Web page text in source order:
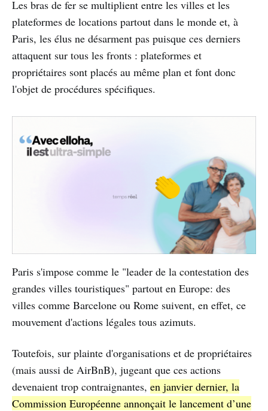
Les bras de fer se multiplient entre les villes et les
plateformes de locations partout dans le monde et, à
Paris, les élus ne désarment pas puisque ces derniers
attaquent sur tous les fronts : plateformes et
propriétaires sont placés au même plan et font donc
l'objet de procédures spécifiques.
Paris s'impose comme le "leader de la contestation des
grandes villes touristiques" partout en Europe: des
villes comme Barcelone ou Rome suivent, en effet, ce
mouvement d'actions légales tous azimuts.
Toutefois, sur plainte d'organisations et de propriétaires
(mais aussi de AirBnB), jugeant que ces actions
devenaient trop contraignantes, en janvier dernier, la
Commission Européenne annonçait le lancement d’une